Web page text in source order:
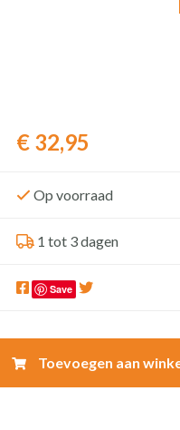
€32,95
Op voorraad
1 tot 3 dagen
Save
Toevoegen aan